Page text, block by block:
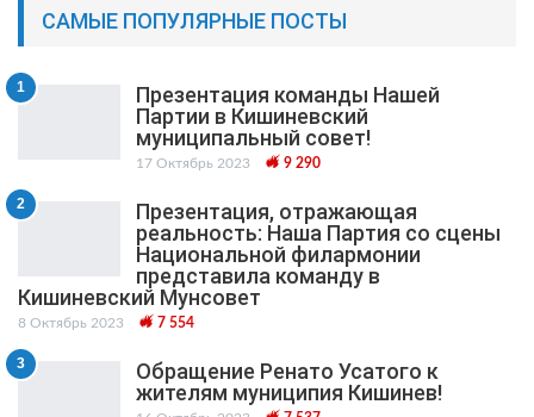
САМЫЕ ПОПУЛЯРНЫЕ ПОСТЫ
1
Презентация команды Нашей
Партии в Кишиневский
муниципальный cовет!
17 Октябрь 2023 9 290
2
Презентация, отражающая
реальность: Наша Партия со сцены
Национальной филармонии
представила команду в
Кишиневский Мунсовет
8 Октябрь 2023 7 554
3
Обращение Ренато Усатого к
жителям муниципия Кишинев!